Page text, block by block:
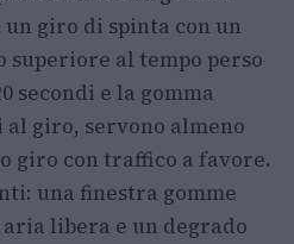
un giro di spinta con un
superiore al tempo perso
secondi e la gomma
al giro, servono almeno
giro con traffico a favore.
una finestra gomme
libera e un degrado